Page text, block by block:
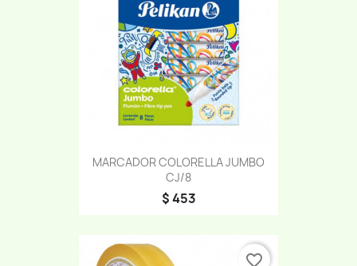
MARCADOR COLORELLA JUMBO
CJ/8
$ 453
favorite_border